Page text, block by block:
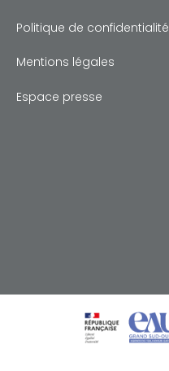
Politique de confidentialité
Mentions légales
Espace presse